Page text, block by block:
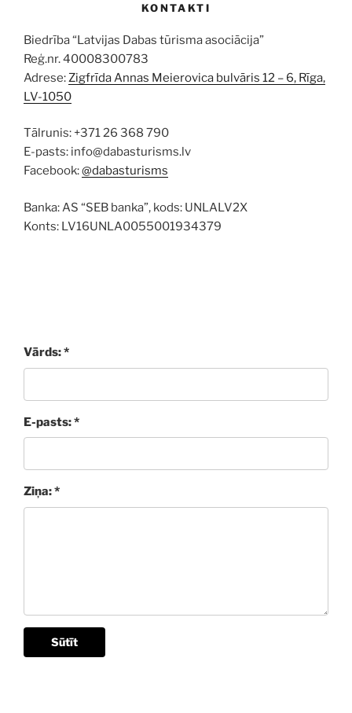
KONTAKTI
Biedrība “Latvijas Dabas tūrisma asociācija”
Reģ.nr. 40008300783
Adrese:Zigfrīda Annas Meierovica bulvāris 12 – 6, Rīga,
LV-1050
Tālrunis: +371 26 368 790
E-pasts: info@dabasturisms.lv
Facebook:@dabasturisms
Banka: AS “SEB banka”, kods: UNLALV2X
Konts: LV16UNLA0055001934379
Vārds: *
E-pasts: *
Ziņa: *
Sūtīt